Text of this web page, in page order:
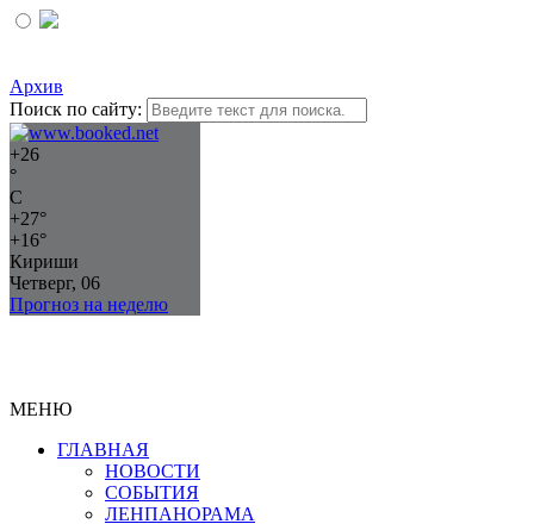
Архив
Поиск по сайту:
+26
°
C
+27°
+16°
Кириши
Четверг, 06
Прогноз на неделю
МЕНЮ
ГЛАВНАЯ
НОВОСТИ
СОБЫТИЯ
ЛЕНПАНОРАМА